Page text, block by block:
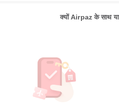
क्यों Airpaz के साथ